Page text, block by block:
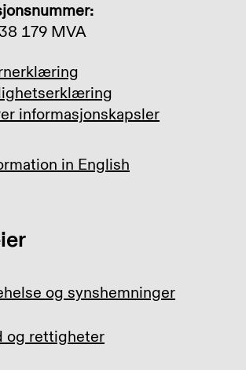
179 MVA
informasjonskapsler
in English
og synshemninger
og rettigheter